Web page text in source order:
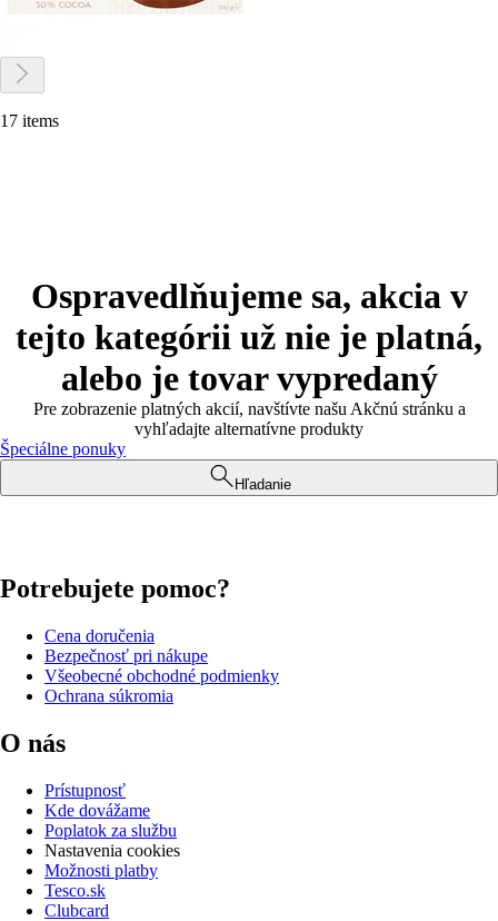
17 items
Ospravedlňujeme sa, akcia v
tejto kategórii už nie je platná,
alebo je tovar vypredaný
Pre zobrazenie platných akcií, navštívte našu Akčnú stránku a
vyhľadajte alternatívne produkty
Špeciálne ponuky
Hľadanie
Potrebujete pomoc?
Cena doručenia
Bezpečnosť pri nákupe
Všeobecné obchodné podmienky
Ochrana súkromia
O nás
Prístupnosť
Kde dovážame
Poplatok za službu
Nastavenia cookies
Možnosti platby
Tesco.sk
Clubcard